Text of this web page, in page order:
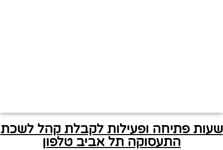
שעות פתיחה ופעילות לקבלת קהל לשכת
התעסוקה תל אביב טלפון